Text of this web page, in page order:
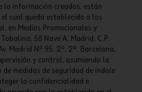
la información creados, están
cual queda establecido a los
en Medios Promocionales y
58 Nave A, Madrid, C.P.
Madrid Nº 95, 2º, 2º, Barcelona,
y control, asumiendo la
medidas de seguridad de índole
la confidencialidad e